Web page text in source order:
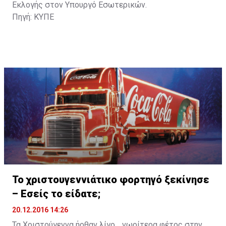
Εκλογής στον Υπουργό Εσωτερικών.
Πηγή: ΚΥΠΕ
Το χριστουγεννιάτικο φορτηγό ξεκίνησε
– Εσείς το είδατε;
20.12.2016 14:26